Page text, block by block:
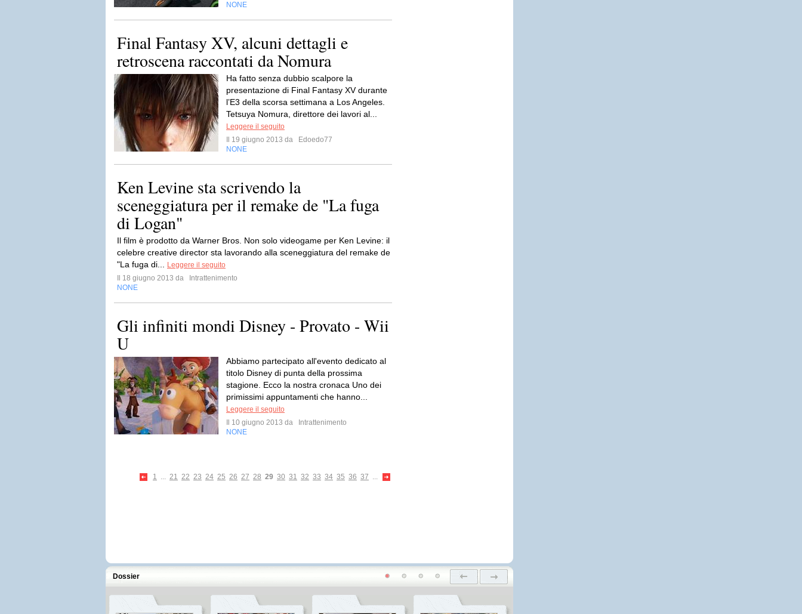
NONE
Final Fantasy XV, alcuni dettagli e
retroscena raccontati da Nomura
Ha fatto senza dubbio scalpore la
presentazione di Final Fantasy XV durante
l’E3 della scorsa settimana a Los Angeles.
Tetsuya Nomura, direttore dei lavori al...
Leggere il seguito
Il 19 giugno 2013 da
Edoedo77
NONE
Ken Levine sta scrivendo la
sceneggiatura per il remake de "La fuga
di Logan"
Il film è prodotto da Warner Bros. Non solo videogame per Ken Levine: il
celebre creative director sta lavorando alla sceneggiatura del remake de
"La fuga di...
Leggere il seguito
Il 18 giugno 2013 da
Intrattenimento
NONE
Gli infiniti mondi Disney - Provato - Wii
U
Abbiamo partecipato all'evento dedicato al
titolo Disney di punta della prossima
stagione. Ecco la nostra cronaca Uno dei
primissimi appuntamenti che hanno...
Leggere il seguito
Il 10 giugno 2013 da
Intrattenimento
NONE
1 ... 21 22 23 24 25 26 27 28 29 30 31 32 33 34 35 36 37 ...
Dossier